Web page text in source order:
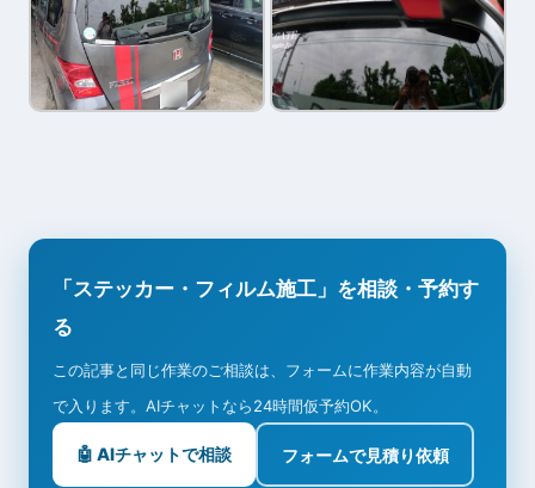
「ステッカー・フィルム施工」を相談・予約す
る
この記事と同じ作業のご相談は、フォームに作業内容が自動
で入ります。AIチャットなら24時間仮予約OK。
🤖 AIチャットで相談 フォームで見積り依頼